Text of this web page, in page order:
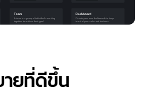
ายที่ดีขึ้น